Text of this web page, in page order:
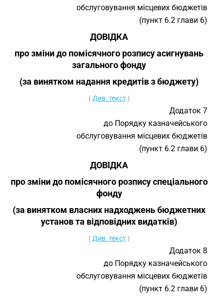
обслуговування місцевих бюджетів
(пункт 6.2 глави 6)
ДОВІДКА
про зміни до помісячного розпису асигнувань
загального фонду
(за винятком надання кредитів з бюджету)
( Див. текст)
Додаток 7
до Порядку казначейського
обслуговування місцевих бюджетів
(пункт 6.2 глави 6)
ДОВІДКА
про зміни до помісячного розпису спеціального
фонду
(за винятком власних надходжень бюджетних
установ та відповідних видатків)
( Див. текст)
Додаток 8
до Порядку казначейського
обслуговування місцевих бюджетів
(пункт 6.2 глави 6)